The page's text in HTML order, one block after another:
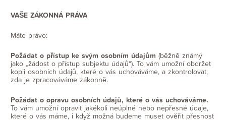
VAŠE ZÁKONNÁ PRÁVA
Máte právo:
Požádat o přístup ke svým osobním údajům (běžně známý
jako „žádost o přístup subjektu údajů“). To vám umožní obdržet
kopii osobních údajů, které o vás uchováváme, a zkontrolovat,
zda je zpracováváme zákonně.
Požádat o opravu osobních údajů, které o vás uchováváme.
To vám umožní opravit jakékoli neúplné nebo nepřesné údaje,
které o vás máme, i když možná budeme muset ověřit přesnost